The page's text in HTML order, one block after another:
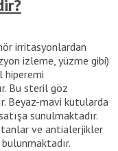
irritasyonlardan
izleme, yüzme gibi)
hiperemi
Bu steril göz
Beyaz-mavi kutularda
sunulmaktadır.
ve antialerjikler